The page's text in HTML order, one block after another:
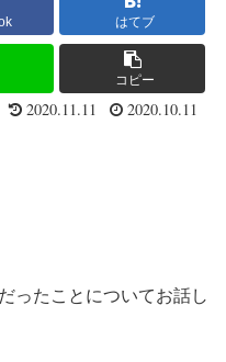
はてブ
コピー
2020.11.11 2020.10.11
ったことについてお話し